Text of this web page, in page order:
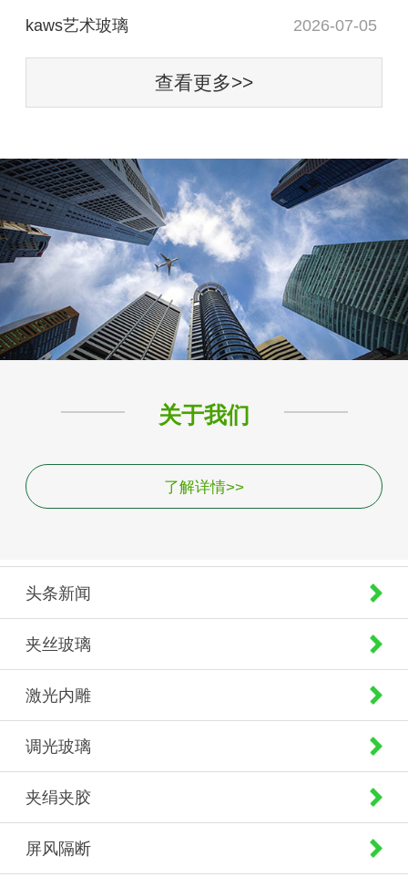
kaws艺术玻璃 2026-07-05
查看更多>>
关于我们
了解详情>>
头条新闻
夹丝玻璃
激光内雕
调光玻璃
夹绢夹胶
屏风隔断